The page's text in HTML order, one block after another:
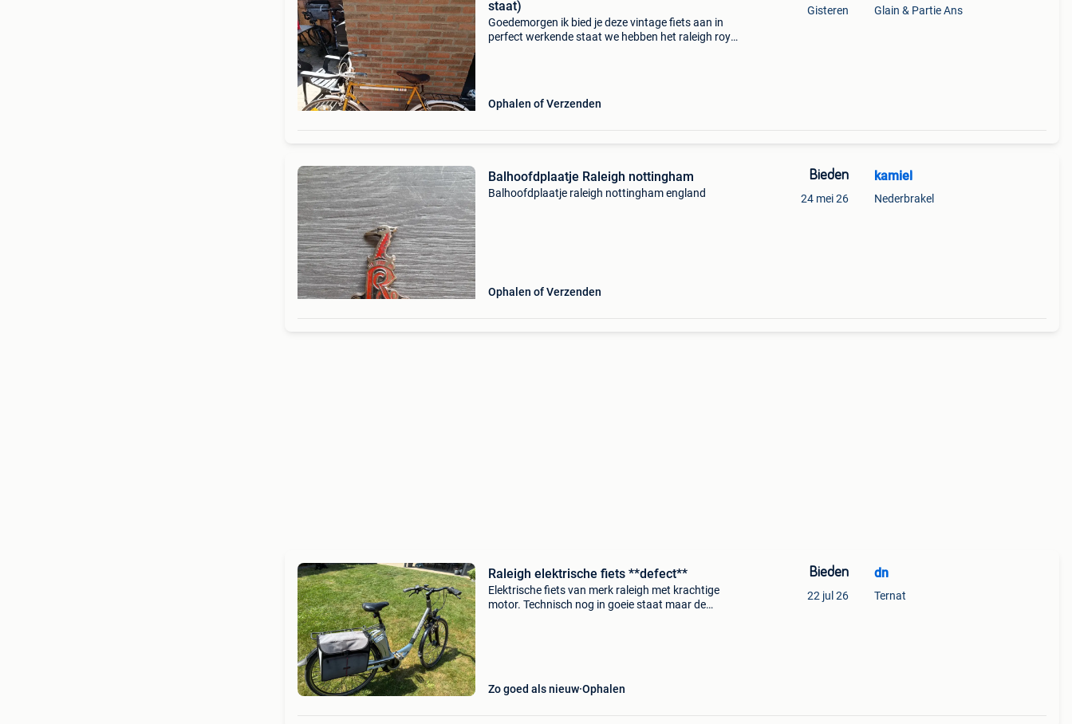
staat)
Goedemorgen ik bied je deze vintage fiets aan in
perfect werkende staat we hebben het raleigh royal
Ophalen of Verzenden
Gisteren Glain & Partie Ans
Balhoofdplaatje Raleigh nottingham
Balhoofdplaatje raleigh nottingham england
Ophalen of Verzenden
Bieden
24 mei 26
kamiel
Nederbrakel
Raleigh elektrische fiets **defect**
Elektrische fiets van merk raleigh met krachtige
motor. Technisch nog in goeie staat maar de
Zo goed als nieuw Ophalen
Bieden
22 jul 26
dn
Ternat